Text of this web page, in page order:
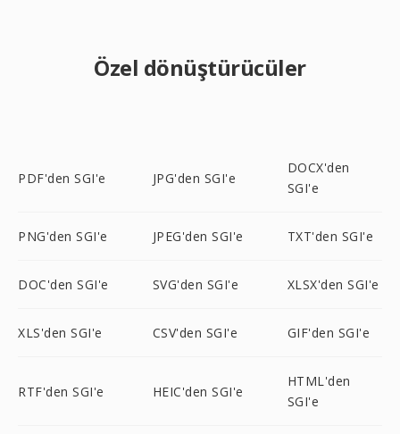
Özel dönüştürücüler
PDF'den SGI'e JPG'den SGI'e
DOCX'den
SGI'e
PNG'den SGI'e JPEG'den SGI'e TXT'den SGI'e
DOC'den SGI'e SVG'den SGI'e XLSX'den SGI'e
XLS'den SGI'e CSV'den SGI'e GIF'den SGI'e
RTF'den SGI'e HEIC'den SGI'e
HTML'den
SGI'e